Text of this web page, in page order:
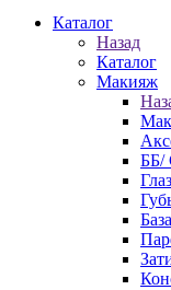
Каталог
Назад
Каталог
Макияж
ББ/